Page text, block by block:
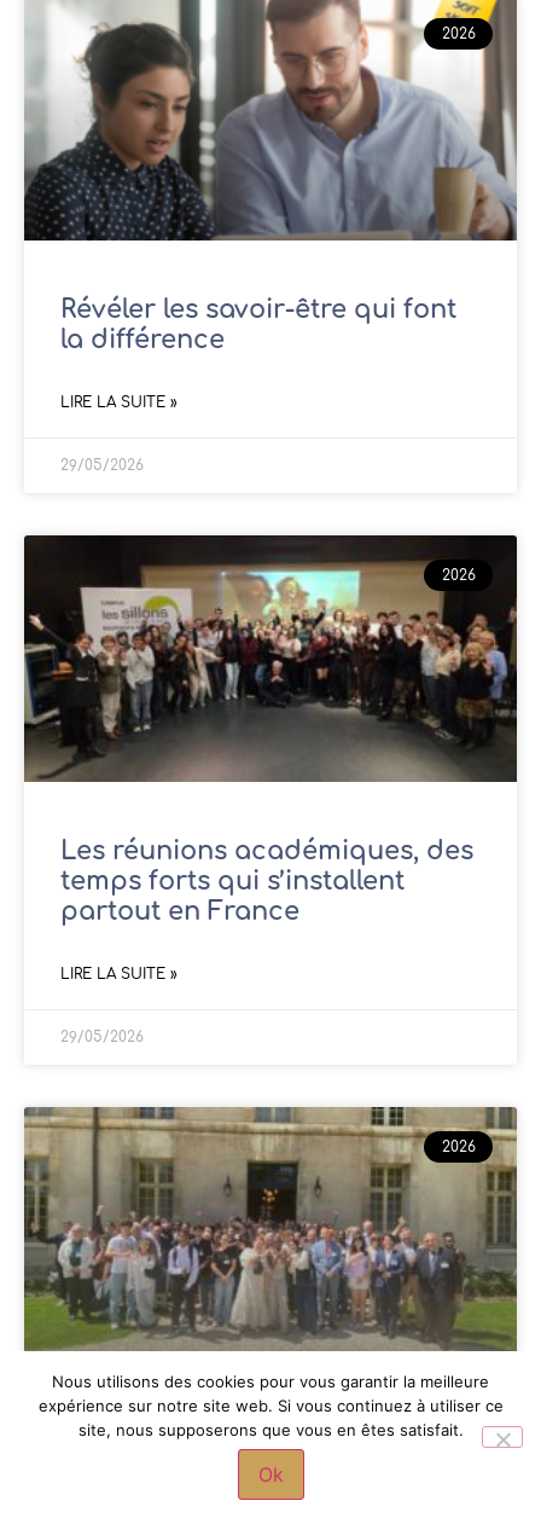
2026
Révéler les savoir-être qui font
la différence
LIRE LA SUITE »
29/05/2026
2026
Les réunions académiques, des
temps forts qui s’installent
partout en France
LIRE LA SUITE »
29/05/2026
2026
L’académie de Versailles réunie
Nous utilisons des cookies pour vous garantir la meilleure
expérience sur notre site web. Si vous continuez à utiliser ce
site, nous supposerons que vous en êtes satisfait.
Ok